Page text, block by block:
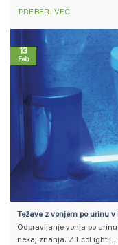
PREBERI VEČ
Težave z vonjem po urinu
Odpravljanje vonja po
nekaj znanja. Z EcoLight [...]
13
Feb